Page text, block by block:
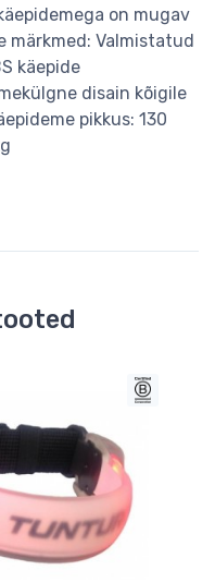
on mugav
märkmed: Valmistatud
käepide
disain kõigile
pikkus: 130